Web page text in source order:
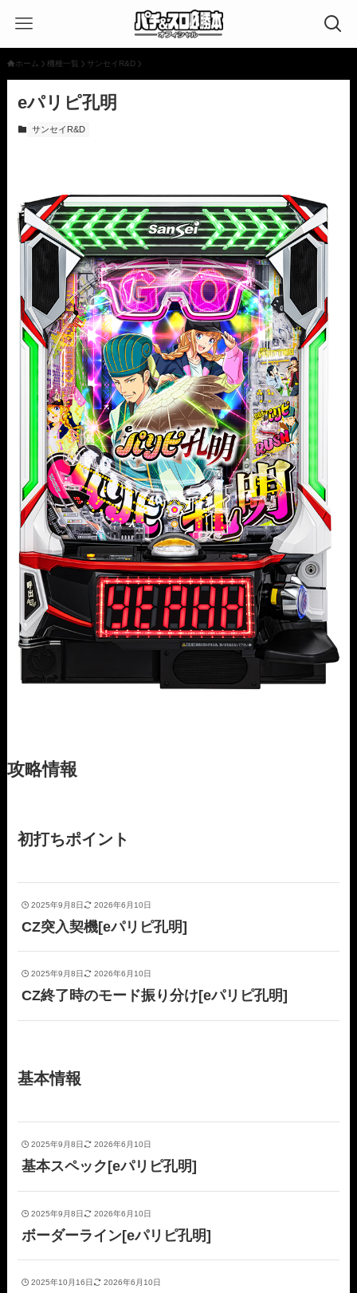
ホーム 機種一覧 サンセイR&D
eパリピ孔明
サンセイR&D
攻略情報
初打ちポイント
2025年9月8日 2026年6月10日
CZ突入契機[eパリピ孔明]
2025年9月8日 2026年6月10日
CZ終了時のモード振り分け[eパリピ孔明]
基本情報
2025年9月8日 2026年6月10日
基本スペック[eパリピ孔明]
2025年9月8日 2026年6月10日
ボーダーライン[eパリピ孔明]
2025年10月16日 2026年6月10日